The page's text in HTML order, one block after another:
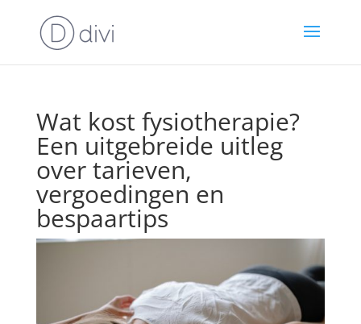
Wat kost fysiotherapie?
Een uitgebreide uitleg
over tarieven,
vergoedingen en
bespaartips